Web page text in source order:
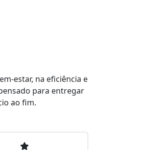
estar, na eficiência e
para entregar
ao fim.